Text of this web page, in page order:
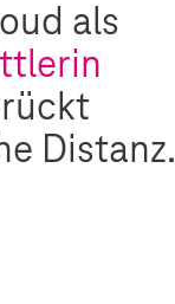
als
Distanz.